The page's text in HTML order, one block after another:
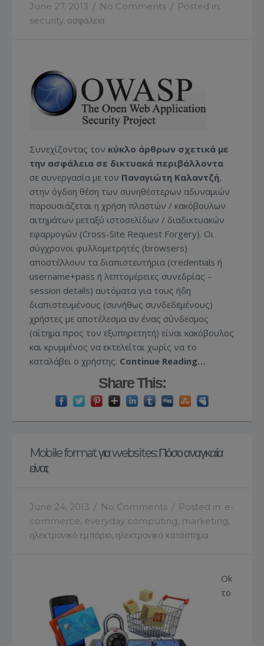
June 27, 2013 / No Comments / Posted in:
security, ασφάλεια
Συνεχίζοντας τον κύκλο άρθρων σχετικά με
την ασφάλεια σε δικτυακά περιβάλλοντα
σε συνεργασία με τον Παναγιώτη Καλαντζή,
στην όγδοη θέση των συνηθέστερων αδυναμιών
παρουσιάζεται η χρήση πλαστών / κακόβουλων
αιτημάτων μεταξύ ιστοσελίδων / διαδικτυακών
εφαρμογών (Cross-Site Request Forgery). Οι
σύγχρονοι φυλλομετρητές (browsers)
αποστέλλουν τα διαπιστευτήρια (credentials ή
username+pass ή λεπτομέρειες συνεδρίας –
session details) αυτόματα για τους ήδη
διαπιστευμένους (συνήθως συνδεδεμένους)
χρήστες με αποτέλεσμα αν ένας σύνδεσμος
(αίτημα προς τον εξυπηρετητή) είναι κακόβουλος
και κρυμμένος να εκτελείται χωρίς να το
καταλάβει ο χρήστης. Continue Reading…
Share This:
Mobile format για websites: Πόσο αναγκαία
είναι;
June 24, 2013 / No Comments / Posted in: e-
commerce, everyday computing, marketing,
ηλεκτρονικό εμπόριο, ηλεκτρονικό κατάστημα
Ok
το